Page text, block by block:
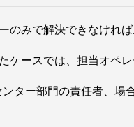
みで解決できなけれ
ースでは、担当オペ
ター部門の責任者、